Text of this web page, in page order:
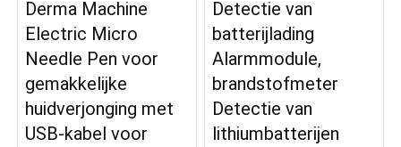
Derma Machine
Electric Micro
Needle Pen voor
gemakkelijke
huidverjonging met
USB-kabel voor
Detectie van
batterijlading
Alarmmodule,
brandstofmeter
Detectie van
lithiumbatterijen